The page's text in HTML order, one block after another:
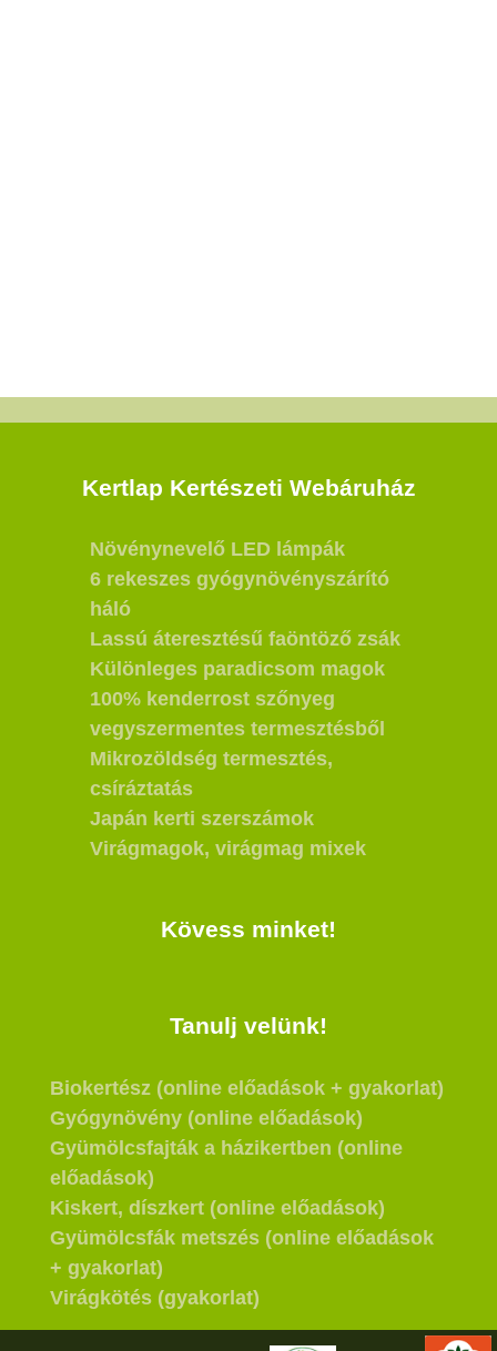
Kertlap Kertészeti Webáruház
Növénynevelő LED lámpák
6 rekeszes gyógynövényszárító
háló
Lassú áteresztésű faöntöző zsák
Különleges paradicsom magok
100% kenderrost szőnyeg
vegyszermentes termesztésből
Mikrozöldség termesztés,
csíráztatás
Japán kerti szerszámok
Virágmagok, virágmag mixek
Kövess minket!
Tanulj velünk!
Biokertész (online előadások + gyakorlat)
Gyógynövény (online előadások)
Gyümölcsfajták a házikertben (online
előadások)
Kiskert, díszkert (online előadások)
Gyümölcsfák metszés (online előadások
+ gyakorlat)
Virágkötés (gyakorlat)